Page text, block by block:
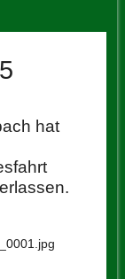
hat